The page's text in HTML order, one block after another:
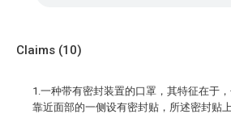
Claims (10)
1.一种带有密封装置的口罩，其特征在于
靠近面部的一侧设有密封贴，所述密封贴